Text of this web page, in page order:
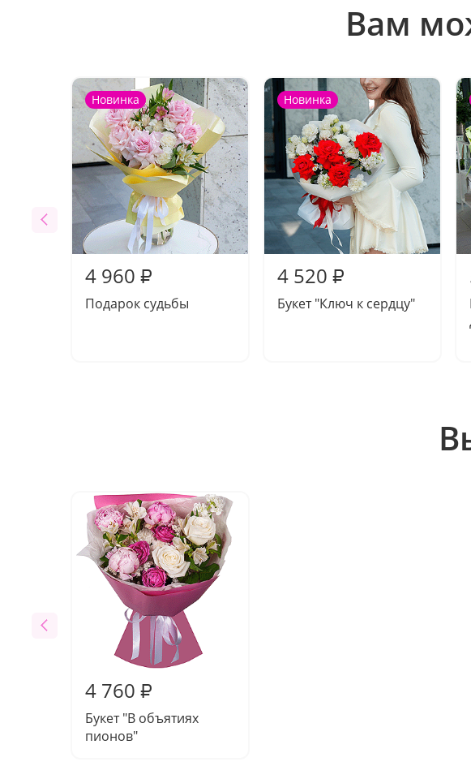
Вам
Новинка
4 960 ₽
Подарок судьбы
Новинка
4 520 ₽
Букет "Ключ к сердцу"
4 760 ₽
Букет "В объятиях
пионов"